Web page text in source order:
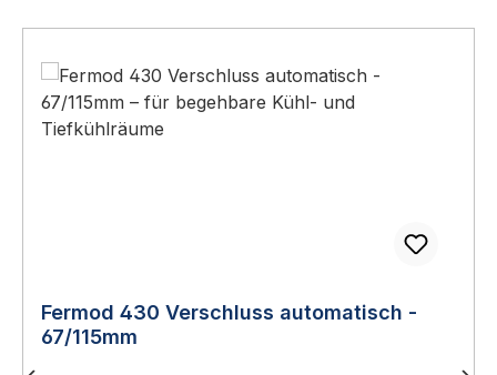
Fermod 430 Verschluss automatisch -
67/115mm